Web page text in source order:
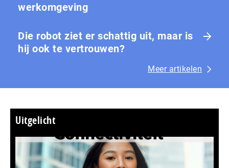
werkomgeving
Die robot ziet er schattig uit, maar is
hij ook te vertrouwen?
Meer artikelen
Uitgelicht